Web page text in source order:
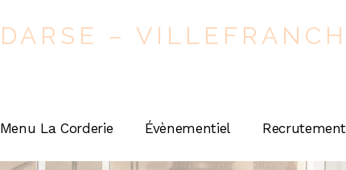
–
Menu La Corderie
Évènementiel Recrutement